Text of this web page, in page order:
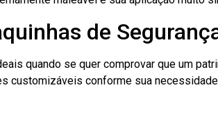
de
quando se quer comprovar que um
customizáveis conforme sua